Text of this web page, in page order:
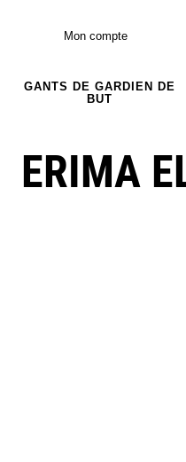
Mon compte
GANTS DE GARDIEN DE
BUT
ERIMA